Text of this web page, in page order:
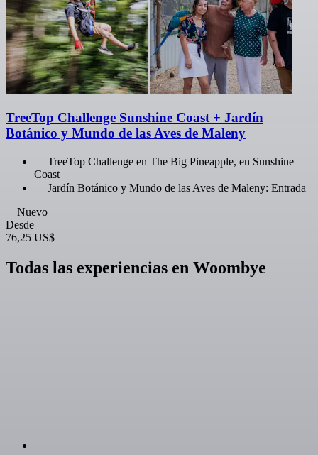
TreeTop Challenge Sunshine Coast + Jardín
Botánico y Mundo de las Aves de Maleny
TreeTop Challenge en The Big Pineapple, en Sunshine
Coast
Jardín Botánico y Mundo de las Aves de Maleny: Entrada
Nuevo
Desde
76,25 US$
Todas las experiencias en Woombye